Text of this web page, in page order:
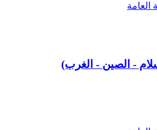
- الصين - الغرب)